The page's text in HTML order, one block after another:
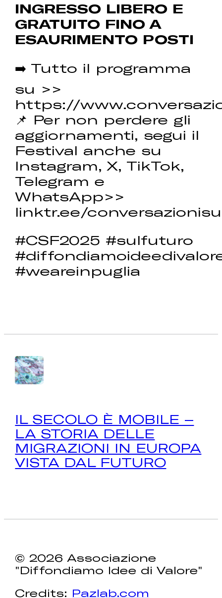
INGRESSO LIBERO E
GRATUITO FINO A
ESAURIMENTO POSTI
➡️ Tutto il programma
su >>
https://
📌 Per non perdere gli
aggiornamenti, segui il
Festival anche su
Instagram, X, TikTok,
Telegram e
WhatsApp>>
linktr.ee/
#CSF2025 #sulfuturo
#weareinpuglia
IL SECOLO È MOBILE –
LA STORIA DELLE
MIGRAZIONI IN EUROPA
VISTA DAL FUTURO
© 2026 Associazione
"Diffondiamo Idee di Valore"
Credits: Pazlab.com